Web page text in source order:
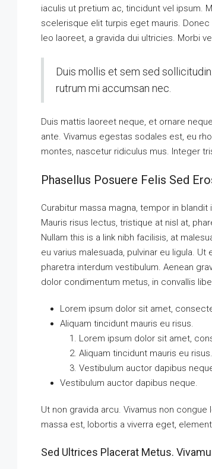
iaculis ut pretium ac, tincidunt vel ipsum.
scelerisque elit turpis eget mauris.
leo laoreet, a gravida dui ultricies. Morbi
Duis mollis et sem sed
rutrum mi accumsan nec.
Duis mattis laoreet neque, et ornare
ante. Vivamus egestas sodales est, eu
montes, nascetur ridiculus mus. Integer
Phasellus Posuere Felis Sed
Curabitur massa magna, tempor in
Mauris risus lectus, tristique at nisl at,
Nullam this is a link nibh facilisis, at
eu varius malesuada, pulvinar eu ligula.
pharetra interdum vestibulum. Aenean
dolor condimentum metus, in convallis
Lorem ipsum dolor sit amet,
Aliquam tincidunt mauris eu risus.
Lorem ipsum dolor sit amet,
Aliquam tincidunt mauris eu risus.
Vestibulum auctor dapibus
Vestibulum auctor dapibus neque.
Ut non gravida arcu. Vivamus non
massa est, lobortis a viverra eget,
Sed Ultrices Placerat Metus.